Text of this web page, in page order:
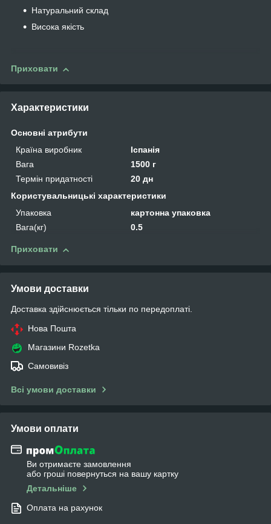
Натуральний склад
Висока якість
Приховати
Характеристики
Основні атрибути
Країна виробник
Іспанія
Вага
1500 г
Термін придатності
20 дн
Користувальницькі характеристики
Упаковка
картонна упаковка
Вага(кг)
0.5
Приховати
Умови доставки
Доставка здійснюється тільки по передоплаті.
Нова Пошта
Магазини Rozetka
Самовивіз
Всі умови доставки
Умови оплати
Ви отримаєте замовлення
або гроші повернуться на вашу картку
Детальніше
Оплата на рахунок